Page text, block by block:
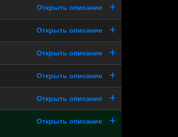
Открыть описание
Открыть описание
Открыть описание
Открыть описание
Открыть описание
Открыть описание